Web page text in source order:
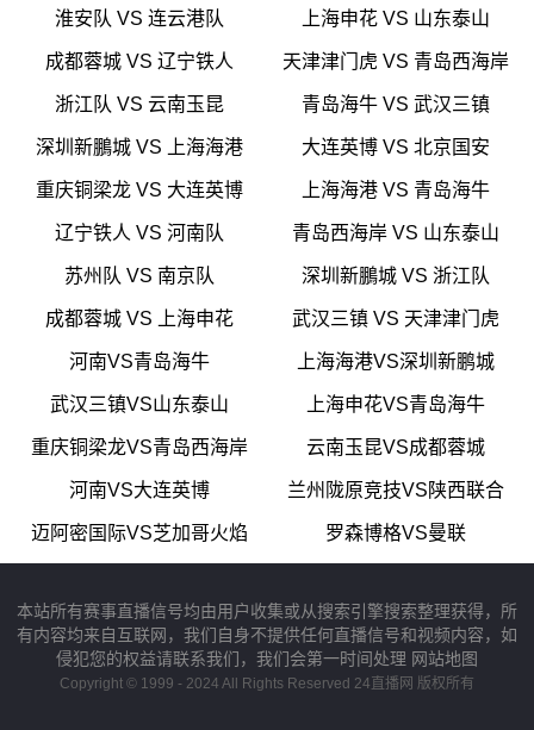
淮安队 VS 连云港队 上海申花 VS 山东泰山
成都蓉城 VS 辽宁铁人 天津津门虎 VS 青岛西海岸
浙江队 VS 云南玉昆 青岛海牛 VS 武汉三镇
深圳新鵬城 VS 上海海港 大连英博 VS 北京国安
重庆铜梁龙 VS 大连英博 上海海港 VS 青岛海牛
辽宁铁人 VS 河南队 青岛西海岸 VS 山东泰山
苏州队 VS 南京队 深圳新鵬城 VS 浙江队
成都蓉城 VS 上海申花 武汉三镇 VS 天津津门虎
河南VS青岛海牛 上海海港VS深圳新鹏城
武汉三镇VS山东泰山 上海申花VS青岛海牛
重庆铜梁龙VS青岛西海岸 云南玉昆VS成都蓉城
河南VS大连英博 兰州陇原竞技VS陕西联合
迈阿密国际VS芝加哥火焰 罗森博格VS曼联
本站所有赛事直播信号均由用户收集或从搜索引擎搜索整理获得，所
有内容均来自互联网，我们自身不提供任何直播信号和视频内容，如
侵犯您的权益请联系我们，我们会第一时间处理 网站地图
Copyright © 1999 - 2024 All Rights Reserved 24直播网 版权所有